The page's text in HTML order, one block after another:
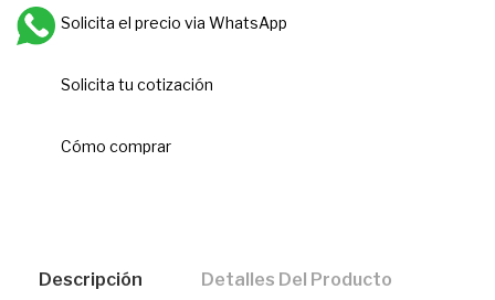
Solicita el precio via WhatsApp
Solicita tu cotización
Cómo comprar
Descripción Detalles Del Producto